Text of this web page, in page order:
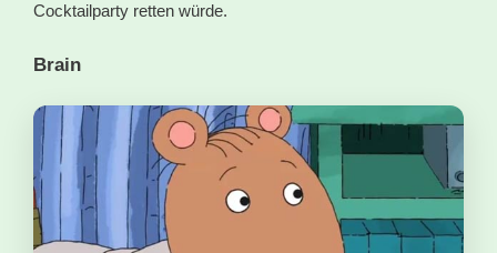
Cocktailparty retten würde.
Brain